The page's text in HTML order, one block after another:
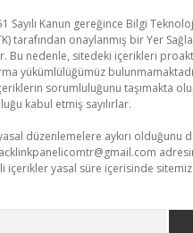
Sayılı Kanun gereğince Bilgi
tarafından onaylanmış bir Yer
Bu nedenle, sitedeki içerikleri
yükümlülüğümüz
sorumluluğunu taşımakta
kabul etmiş sayılırlar.
düzenlemelere aykırı olduğunu
içerikler yasal süre içerisinde